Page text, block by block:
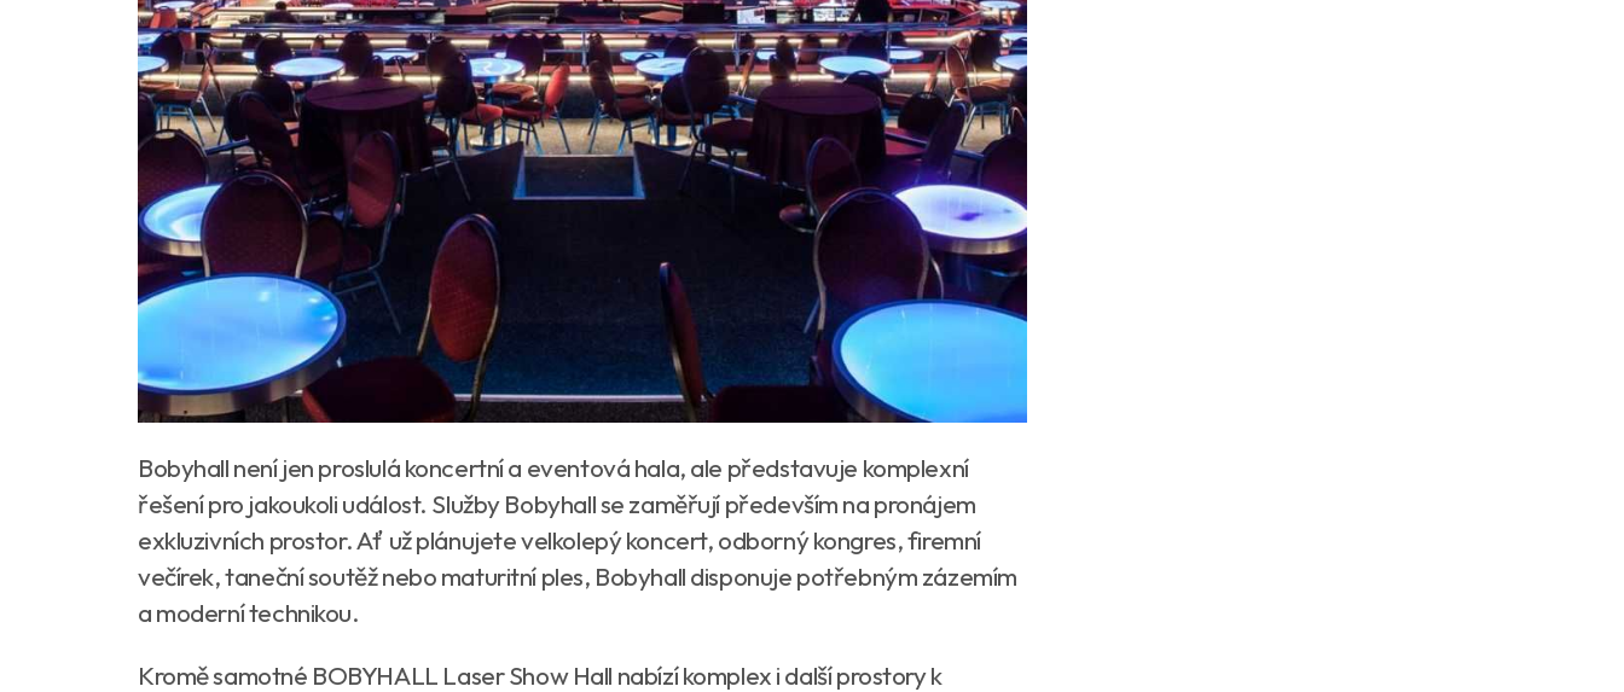
Bobyhall není jen proslulá koncertní a eventová hala, ale představuje komplexní
řešení pro jakoukoli událost. Služby Bobyhall se zaměřují především na pronájem
exkluzivních prostor. Ať už plánujete velkolepý koncert, odborný kongres, firemní
večírek, taneční soutěž nebo maturitní ples, Bobyhall disponuje potřebným zázemím
a moderní technikou.
Kromě samotné BOBYHALL Laser Show Hall nabízí komplex i další prostory k